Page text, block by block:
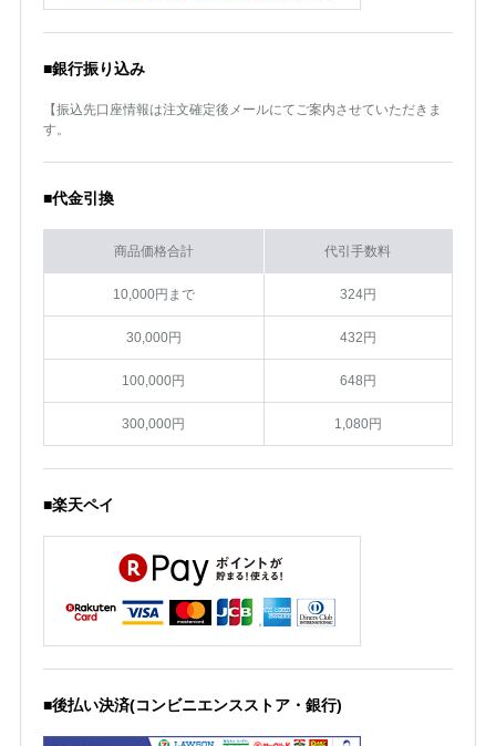
■銀行振り込み
【振込先口座情報は注文確定後メールにてご案内させていただきま
す。
■代金引換
商品価格合計 代引手数料
10,000円まで 324円
30,000円 432円
100,000円 648円
300,000円 1,080円
■楽天ペイ
■後払い決済(コンビニエンスストア・銀行)